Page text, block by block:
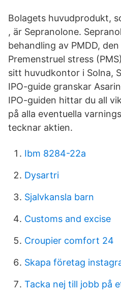
Bolagets huvudprodukt,
, är Sepranolone.
behandling av PMDD,
Premenstruel stress
sitt huvudkontor i Solna,
IPO-guide granskar
IPO-guiden hittar du all
på alla eventuella
tecknar aktien.
Ibm 8284-22a
Dysartri
Sjalvkansla barn
Customs and excise
Croupier comfort 24
Skapa företag
Tacka nej till jobb på